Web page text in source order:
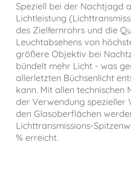
Speziell bei der Nachtjagd
Lichtleistung
des Zielfernrohrs und die
Leuchtabsehens von
größere Objektiv bei
bündelt mehr Licht - was
allerletzten Büchsenlicht
kann. Mit allen technischen
der Verwendung spezieller
den Glasoberflächen
Lichttransmissions-
% erreicht.